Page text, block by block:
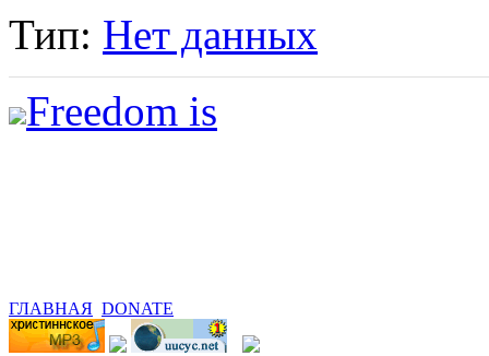
Тип: Нет данных
Freedom is
ГЛАВНАЯ DONATE